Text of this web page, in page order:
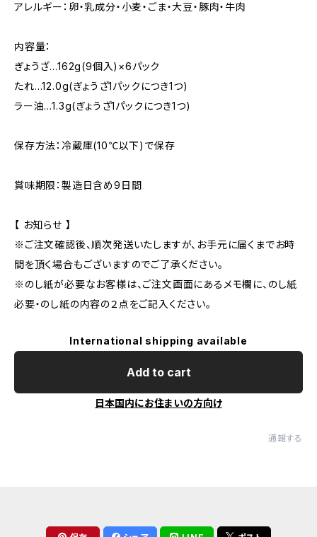
アレルギー：卵・乳成分・小麦・ごま・大豆・豚肉・牛肉
内容量：
ぎょうざ…162g(9個入)×6パック
たれ…12.0g(ぎょうざ1パックにつき1つ)
ラー油…1.3g(ぎょうざ1パックにつき1つ)
保存方法：冷蔵庫(10℃以下)で保存
賞味期限：製造日含め9日間
【 お知らせ 】
※ご注文確認後、順次発送いたしますが、お手元に届くまでお時
間を頂く場合もございますのでご了承ください。
※のし紙が必要なお客様は、ご注文画面にあるメモ欄に、のし紙
必要・のし紙の内容の２点をご記入ください。
International shipping available
Add to cart
日本国内にお住まいの方向け
通報する